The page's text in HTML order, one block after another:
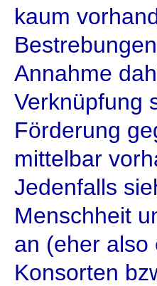
kaum
Annahme
Verknüpfung
Förderung
mittelbar
Jedenfalls
Menschheit
an (eher also
Konsorten